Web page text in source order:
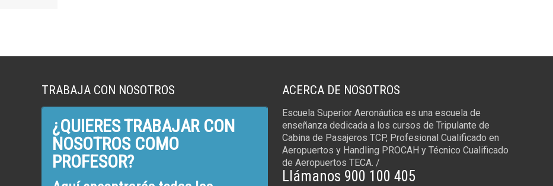
TRABAJA CON NOSOTROS
¿QUIERES TRABAJAR CON
NOSOTROS COMO
PROFESOR?
ACERCA DE NOSOTROS
Escuela Superior Aeronáutica es una escuela de
enseñanza dedicada a los cursos de Tripulante de
Cabina de Pasajeros TCP, Profesional Cualificado en
Aeropuertos y Handling PROCAH y Técnico Cualificado
de Aeropuertos TECA. /
Llámanos 900 100 405